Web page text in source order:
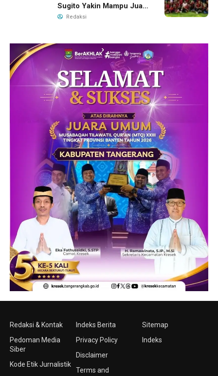
Sugito Yakin Mampu Juara
Soekarno Cup 2026
Redaksi
Redaksi & Kontak
Pedoman Media
Siber
Kode Etik Jurnalistik
Indeks Berita
Privacy Policy
Disclaimer
Terms and
Sitemap
Indeks